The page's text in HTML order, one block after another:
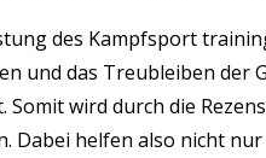
des Kampfsport
und das Treubleiben der
wird durch die
helfen also nicht